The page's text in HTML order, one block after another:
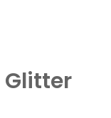
Glitter